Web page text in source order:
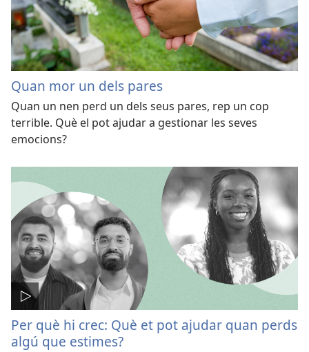
Quan mor un dels pares
Quan un nen perd un dels seus pares, rep un cop
terrible. Què el pot ajudar a gestionar les seves
emocions?
Per què hi crec: Què et pot ajudar quan perds
algú que estimes?